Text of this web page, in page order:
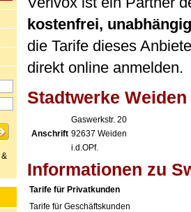
kostenfrei,
die Tarife dieses
direkt online anmelden.
Stadtwerke Weiden
Anschrift
Gaswerkstr. 20
92637 Weiden
i.d.OPf.
Informationen zu
Tarife für Privatkunden
Tarife für Geschäftskunden
&